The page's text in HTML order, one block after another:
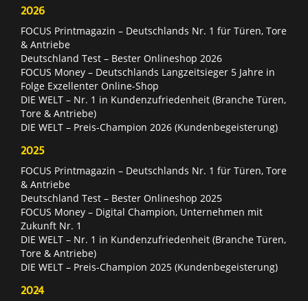
2026
FOCUS Printmagazin – Deutschlands Nr. 1 für Türen, Tore
& Antriebe
Deutschland Test – Bester Onlineshop 2026
FOCUS Money – Deutschlands Langzeitsieger 5 Jahre in
Folge Exzellenter Online-Shop
DIE WELT – Nr. 1 in Kundenzufriedenheit (Branche Türen,
Tore & Antriebe)
DIE WELT – Preis-Champion 2026 (Kundenbegeisterung)
2025
FOCUS Printmagazin – Deutschlands Nr. 1 für Türen, Tore
& Antriebe
Deutschland Test – Bester Onlineshop 2025
FOCUS Money – Digital Champion, Unternehmen mit
Zukunft Nr. 1
DIE WELT – Nr. 1 in Kundenzufriedenheit (Branche Türen,
Tore & Antriebe)
DIE WELT – Preis-Champion 2025 (Kundenbegeisterung)
2024